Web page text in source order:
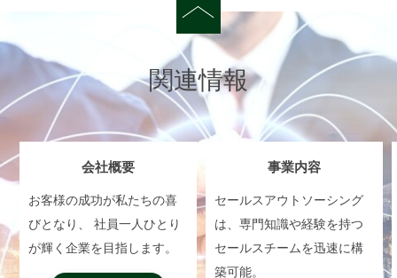
関連情報
会社概要
お客様の成功が私たちの喜
びとなり、 社員一人ひとり
が輝く企業を目指します。
事業内容
セールスアウトソーシング
は、専門知識や経験を持つ
セールスチームを迅速に構
築可能。